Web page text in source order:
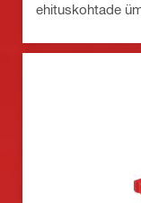
ehituskohtade